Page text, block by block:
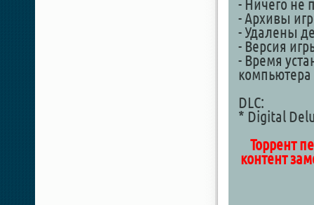
- Ничего не
- Архивы
- Удалены
- Версия
- Время
компьютера
DLC:
* Digital
Торрент
контент